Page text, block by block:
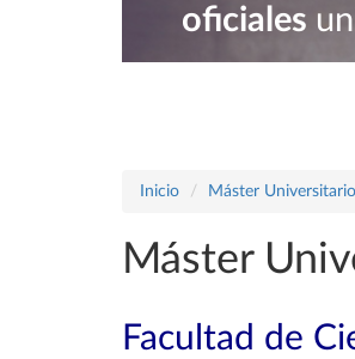
oficiales
Inicio Máster
Máster
Facultad de